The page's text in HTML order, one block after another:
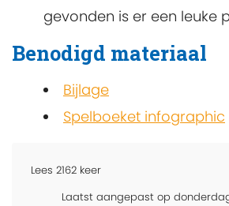
gevonden is er een leuke
Benodigd materiaal
Bijlage
Spelboeket infographic
Lees 2162 keer
Laatst aangepast op